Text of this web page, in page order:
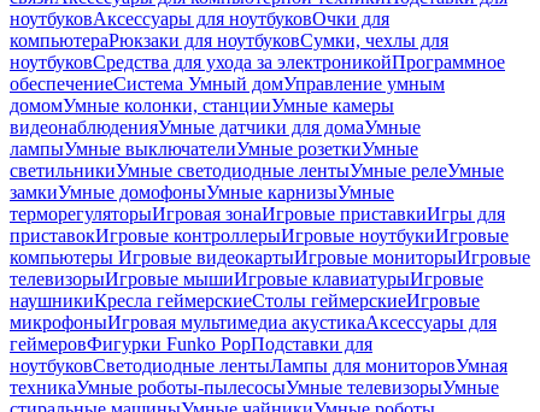
ноутбуковАксессуары для ноутбуковОчки для
компьютераРюкзаки для ноутбуковСумки, чехлы для
ноутбуковСредства для ухода за электроникойПрограммное
обеспечениеСистема Умный домУправление умным
домомУмные колонки, станцииУмные камеры
видеонаблюденияУмные датчики для домаУмные
лампыУмные выключателиУмные розеткиУмные
светильникиУмные светодиодные лентыУмные релеУмные
замкиУмные домофоныУмные карнизыУмные
терморегуляторыИгровая зонаИгровые приставкиИгры для
приставокИгровые контроллерыИгровые ноутбукиИгровые
компьютеры Игровые видеокартыИгровые мониторыИгровые
телевизорыИгровые мышиИгровые клавиатурыИгровые
наушникиКресла геймерскиеСтолы геймерскиеИгровые
микрофоныИгровая мультимедиа акустикаАксессуары для
геймеровФигурки Funko PopПодставки для
ноутбуковСветодиодные лентыЛампы для мониторовУмная
техникаУмные роботы-пылесосыУмные телевизорыУмные